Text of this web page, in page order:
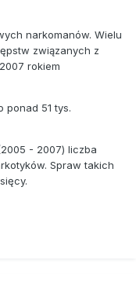
narkomanów. Wielu
związanych z
rokiem
ponad 51 tys.
- 2007) liczba
Spraw takich